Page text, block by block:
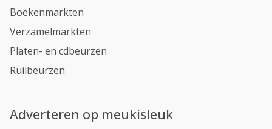
Boekenmarkten
Verzamelmarkten
Platen- en cdbeurzen
Ruilbeurzen
Adverteren op meukisleuk